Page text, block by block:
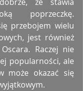
poprzeczkę.
przebojem wielu
jest również
Raczej nie
popularności, ale
może okazać się